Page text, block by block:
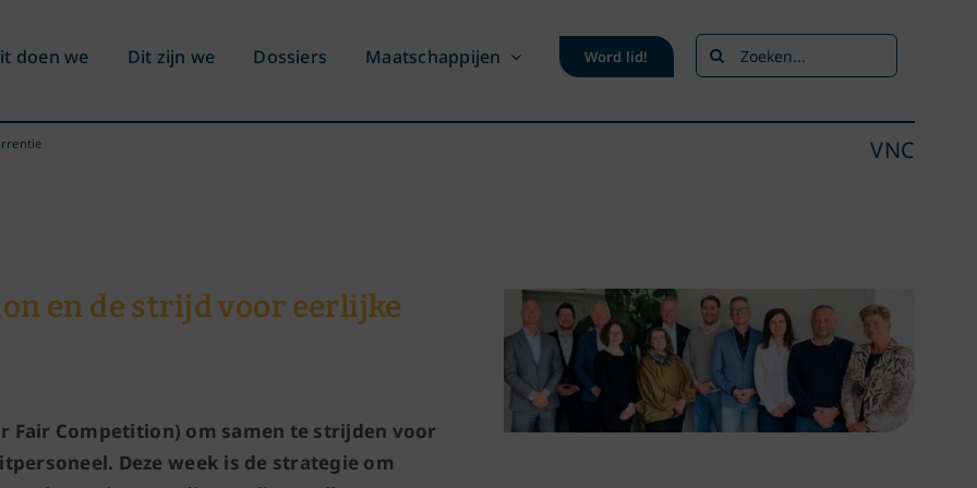
doen we Dit zijn we Dossiers Maatschappijen Word lid!
Zoeken
naar:
VNC
en de strijd voor eerlijke
Fair Competition) om samen te strijden voor
Deze week is de strategie om